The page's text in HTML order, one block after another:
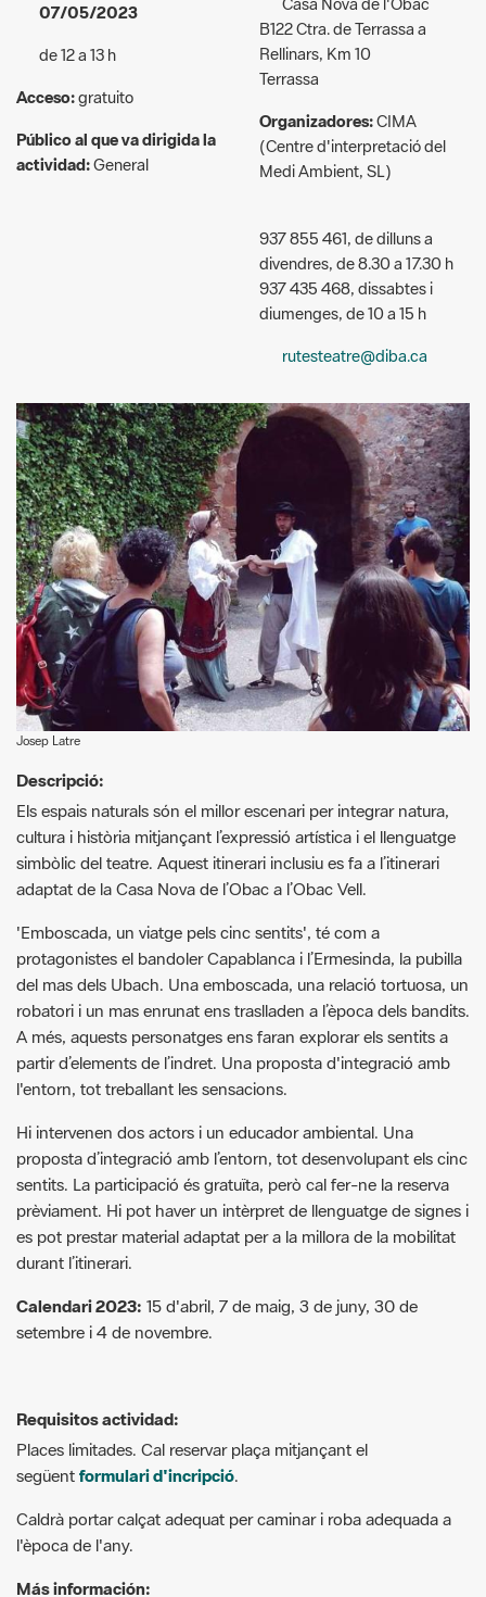
Acceso:gratuito
Público al que va dirigida la
actividad:
General
Organizadores:
(Centre d'interpretació del
937 855 461, de dilluns a
divendres, de 8.30 a 17.30 h
diumenges, de 10 a 15 h
rutesteatre@diba.ca
Josep Latre
Descripció:
Els espais naturals són el millor escenari per integrar natura,
simbòlic del teatre. Aquest itinerari inclusiu es fa a l’itinerari
adaptat de la Casa Nova de l’Obac a l’Obac Vell.
'Emboscada, un viatge pels cinc sentits', té com a
protagonistes el bandoler Capablanca i l’Ermesinda, la pubilla
del mas dels Ubach. Una emboscada, una relació tortuosa, un
robatori i un mas enrunat ens traslladen a l’època dels bandits.
A més, aquests personatges ens faran explorar els sentits a
partir d’elements de l’indret. Una proposta d'integració amb
l'entorn, tot treballant les sensacions.
Hi intervenen dos actors i un educador ambiental. Una
proposta d’integració amb l’entorn, tot desenvolupant els cinc
prèviament. Hi pot haver un intèrpret de llenguatge de signes i
es pot prestar material adaptat per a la millora de la mobilitat
durant l’itinerari.
Calendari 2023:
15 d'abril, 7 de maig, 3 de juny, 30 de
setembre i 4 de novembre.
Requisitos actividad:
Caldrà portar calçat adequat per caminar i roba adequada a
l'època de l'any.
Más información:
https://parcs.diba.cat/web/itineraris/rutes-inclusives
+